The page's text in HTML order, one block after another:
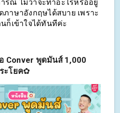
รณ์ ไม่ว่าจะทำอะไรหรืออยู่
าษาอังกฤษได้สบาย เพราะ
ก็เข้าใจได้ทันทีค่ะ
Conver พูดมันส์ 1,000
ะโยค✿